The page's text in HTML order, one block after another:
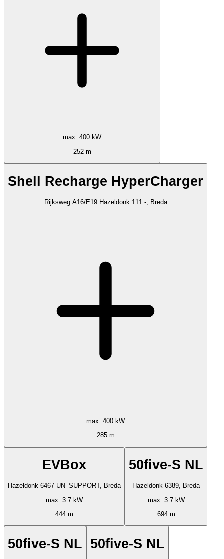
max. 400 kW
252 m
Shell Recharge HyperCharger
Rijksweg A16/E19 Hazeldonk 111 -, Breda
max. 400 kW
285 m
EVBox
Hazeldonk 6467 UN_SUPPORT, Breda
max. 3.7 kW
444 m
50five-S NL
Hazeldonk 6389, Breda
max. 3.7 kW
694 m
50five-S NL 50five-S NL